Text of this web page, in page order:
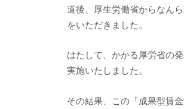
道後、厚生労働省からなん
をいただきました。
はたして、かかる厚労省の
実施いたしました。
その結果、この「成果型賃